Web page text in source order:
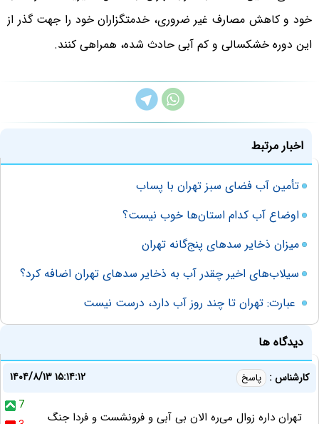
خود و کاهش مصارف غیر ضروری، خدمتگزاران خود را جهت گذر از
این دوره خشکسالی و کم آبی حادث شده، همراهی کنند.
اخبار مرتبط
تأمین آب فضای سبز تهران با پساب
اوضاع آب کدام استان‌ها خوب نیست؟
میزان ذخایر سدهای پنج‌گانه تهران
سیلاب‌های اخیر چقدر آب به ذخایر سدهای تهران اضافه کرد؟
عبارت: تهران تا چند روز آب دارد، درست نیست
دیدگاه ها
کارشناس : پاسخ
۱۴۰۴/۸/۱۳ ۱۵:۱۴:۱۲
7
تهران داره زوال می‌ره الان بی آبی و فرونشست و فردا جنگ